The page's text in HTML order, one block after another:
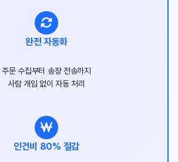
완전 자동화
주문 수집부터 송장 전송까지
사람 개입 없이 자동 처리
인건비 80% 절감